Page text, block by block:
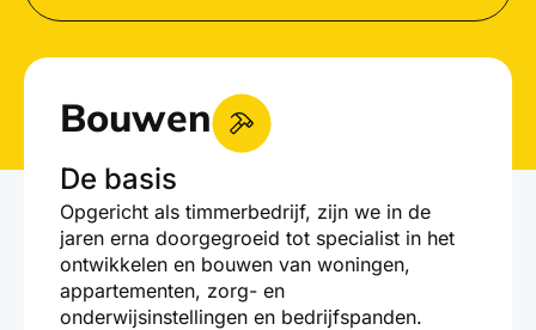
Bouwen
De basis
Opgericht als timmerbedrijf, zijn we in de
jaren erna doorgegroeid tot specialist in het
ontwikkelen en bouwen van woningen,
appartementen, zorg- en
onderwijsinstellingen en bedrijfspanden.